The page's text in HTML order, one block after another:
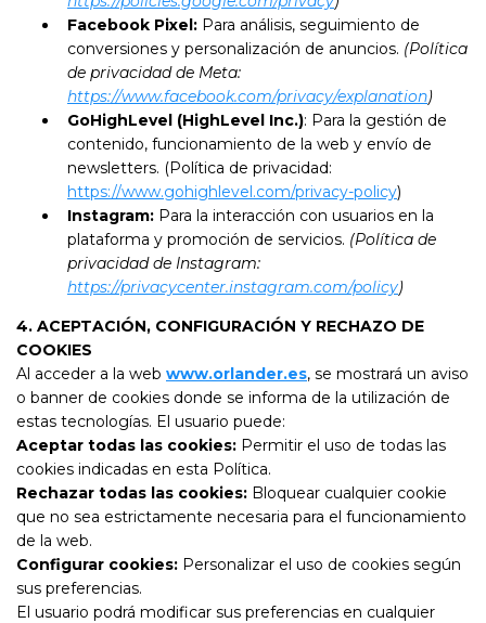
Facebook Pixel: Para análisis, seguimiento de
conversiones y personalización de anuncios. (Política
de privacidad de Meta:
https://www.facebook.com/privacy/explanation)
GoHighLevel (HighLevel Inc.): Para la gestión de
contenido, funcionamiento de la web y envío de
newsletters. (Política de privacidad:
https://www.gohighlevel.com/privacy-policy)
Instagram: Para la interacción con usuarios en la
plataforma y promoción de servicios. (Política de
privacidad de Instagram:
https://privacycenter.instagram.com/policy)
4. ACEPTACIÓN, CONFIGURACIÓN Y RECHAZO DE
COOKIES
Al acceder a la web www.orlander.es, se mostrará un aviso
o banner de cookies donde se informa de la utilización de
estas tecnologías. El usuario puede:
Aceptar todas las cookies: Permitir el uso de todas las
cookies indicadas en esta Política.
Rechazar todas las cookies: Bloquear cualquier cookie
que no sea estrictamente necesaria para el funcionamiento
de la web.
Configurar cookies: Personalizar el uso de cookies según
sus preferencias.
El usuario podrá modificar sus preferencias en cualquier